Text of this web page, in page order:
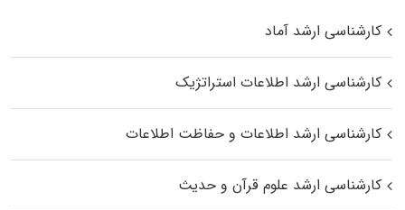
کارشناسی ارشد آماد
کارشناسی ارشد اطلاعات استراتژیک
کارشناسی ارشد اطلاعات و حفاظت اطلاعات
کارشناسی ارشد علوم قرآن و حدیث